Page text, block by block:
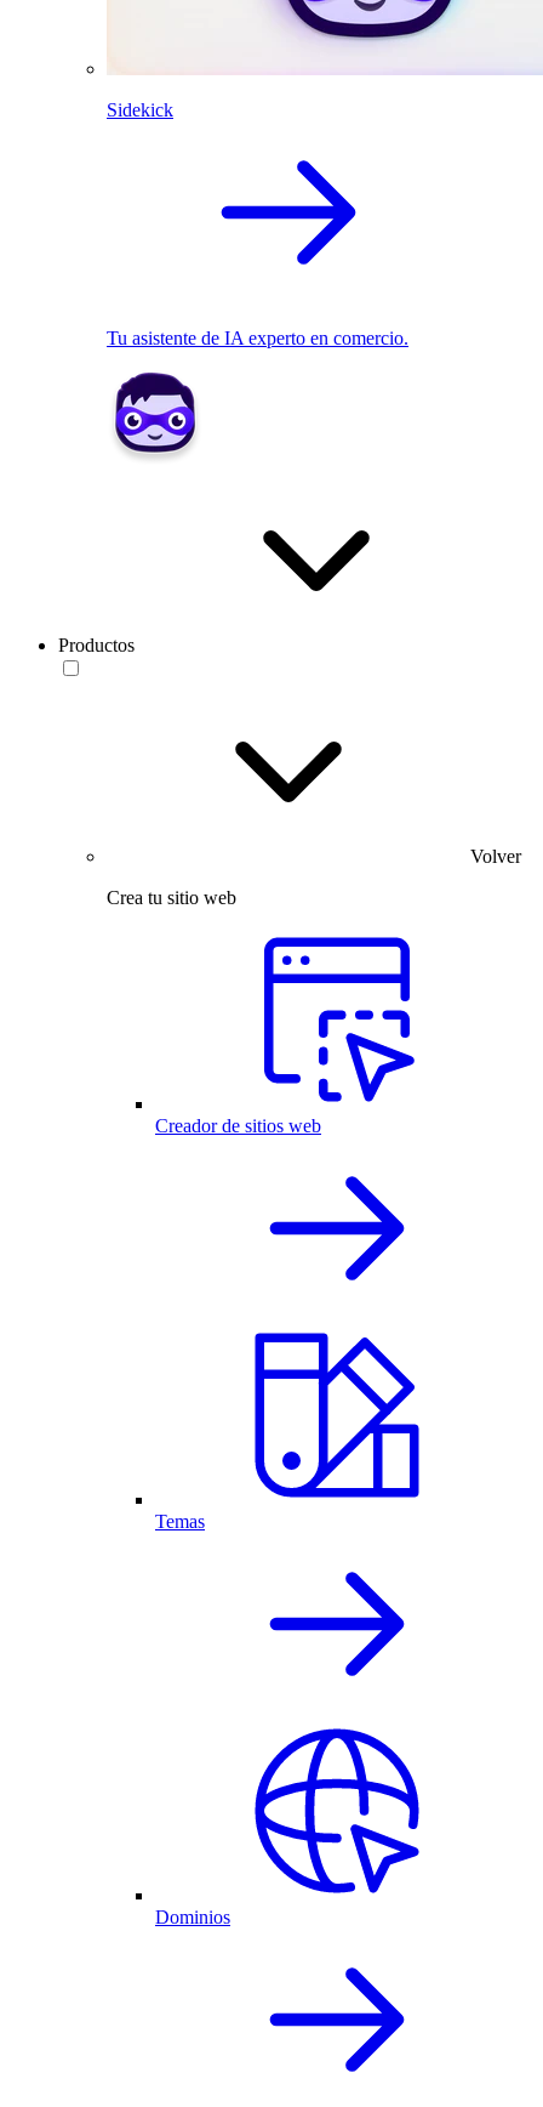
Sidekick
Tu asistente de IA experto en comercio.
Productos
Volver
Crea tu sitio web
Creador de sitios web
Temas
Dominios